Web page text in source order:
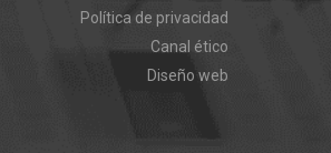
Política de privacidad
Canal ético
Diseño web